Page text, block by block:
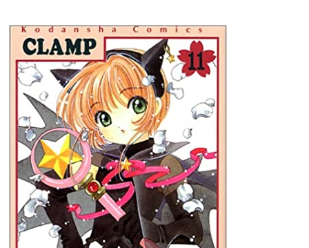
ウ・
リ
ー
ド」
感
想
キ
ャ
プ
タ
ー
く
ら
(ア
ニ
メ
版)
第
六
十
七
話
「さ